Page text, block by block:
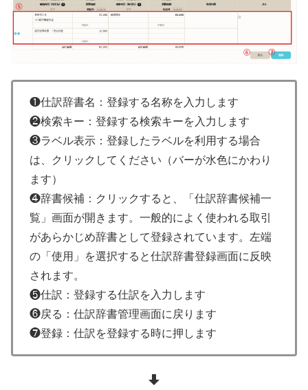
❶仕訳辞書名：登録する名称を入力します
❷検索キー：登録する検索キーを入力します
❸ラベル表示：登録したラベルを利用する場合
は、クリックしてください（バーが水色にかわり
ます）
❹辞書候補：クリックすると、「仕訳辞書候補一
覧」画面が開きます。一般的によく使われる取引
があらかじめ辞書として登録されています。左端
の「使用」を選択すると仕訳辞書登録画面に反映
されます。
❺仕訳：登録する仕訳を入力します
❻戻る：仕訳辞書管理画面に戻ります
❼登録：仕訳を登録する時に押します